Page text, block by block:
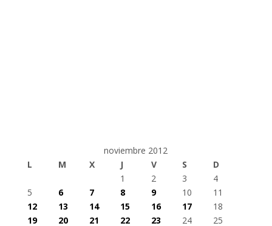
noviembre 2012
L
M X J V S
D
1
2 3
4
5
6 7 8 9 10
11
12
13 14 15 16 17
18
19
20 21 22 23 24 25